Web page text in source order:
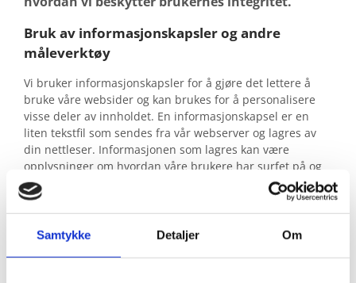
Samtykke Detaljer Om
Bruk av informasjonskapsler og andre
måleverktøy
Vi bruker informasjonskapsler for å gjøre det lettere å
bruke våre websider og kan brukes for å personalisere
visse deler av innholdet. En informasjonskapsel er en
liten tekstfil som sendes fra vår webserver og lagres av
din nettleser. Informasjonen som lagres kan være
opplysninger om hvordan våre brukere har surfet på og
anvendt våre nettsider, og om hvilken nettleser de har
brukt.
Vi anvender statistikk om brukere og